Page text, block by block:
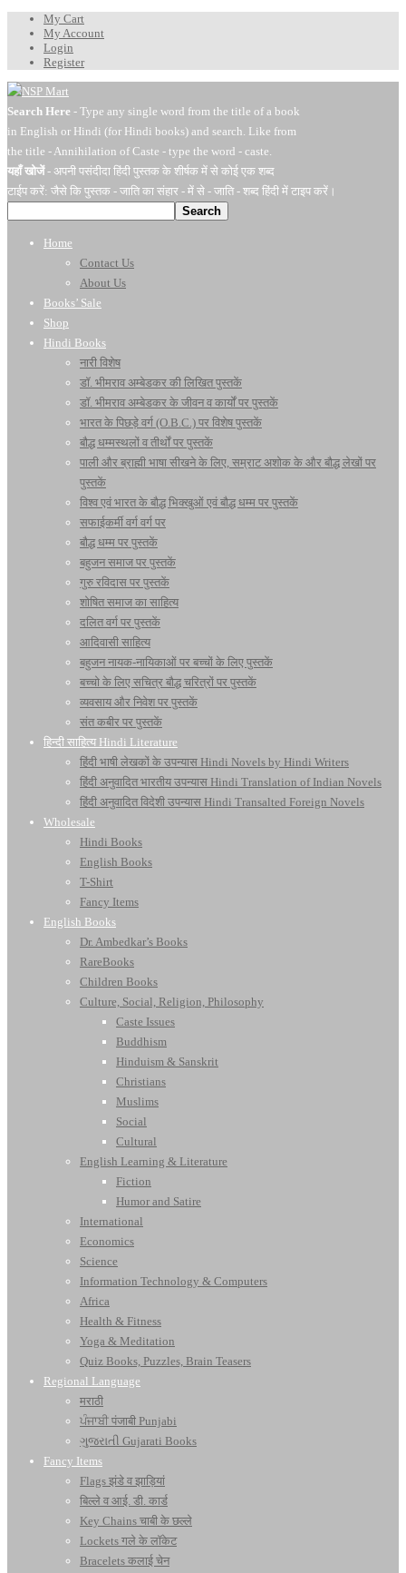
My Cart
My Account
Login
Register
Search Here - Type any single word from the title of a book
in English or Hindi (for Hindi books) and search. Like from
the title - Annihilation of Caste - type the word - caste.
यहाँ खोजें- अपनी पसंदीदा हिंदी पुस्तक के शीर्षक में से कोई एक शब्द
टाईप करें: जैसे कि पुस्तक - जाति का संहार - में से - जाति - शब्द हिंदी में टाइप करें।
Search
Home
Contact Us
About Us
Books’ Sale
Shop
Hindi Books
नारी विशेष
डॉ. भीमराव अम्बेडकर की लिखित पुस्तकें
डॉ. भीमराव अम्बेडकर के जीवन व कार्यों पर पुस्तकें
भारत के पिछड़े वर्ग (O.B.C.) पर विशेष पुस्तकें
बौद्ध धम्मस्थलों व तीर्थों पर पुस्तकें
पाली और ब्राह्मी भाषा सीखने के लिए, सम्राट अशोक के और बौद्ध लेखों पर
पुस्तकें
विश्व एवं भारत के बौद्ध भिक्खुओं एवं बौद्ध धम्म पर पुस्तकें
सफाईकर्मी वर्ग वर्ग पर
बौद्ध धम्म पर पुस्तकें
बहुजन समाज पर पुस्तकें
गुरु रविदास पर पुस्तकें
शोषित समाज का साहित्य
दलित वर्ग पर पुस्तकें
आदिवासी साहित्य
बहुजन नायक-नायिकाओं पर बच्चों के लिए पुस्तकें
बच्चो के लिए सचित्र बौद्ध चरित्रों पर पुस्तकें
व्यवसाय और निवेश पर पुस्तकें
संत कबीर पर पुस्तकें
हिन्दी साहित्य Hindi Literature
हिंदी भाषी लेखकों के उपन्यास Hindi Novels by Hindi Writers
हिंदी अनुवादित भारतीय उपन्यास Hindi Translation of Indian Novels
हिंदी अनुवादित विदेशी उपन्यास Hindi Transalted Foreign Novels
Wholesale
Hindi Books
English Books
T-Shirt
Fancy Items
English Books
Dr. Ambedkar’s Books
RareBooks
Children Books
Culture, Social, Religion, Philosophy
Caste Issues
Buddhism
Hinduism & Sanskrit
Christians
Muslims
Social
Cultural
English Learning & Literature
Fiction
Humor and Satire
International
Economics
Science
Information Technology & Computers
Africa
Health & Fitness
Yoga & Meditation
Quiz Books, Puzzles, Brain Teasers
Regional Language
मराठी
ਪੰਜਾਬੀ पंजाबी Punjabi
ગુજરાતી Gujarati Books
Fancy Items
Flags झंडे व झाड़ियां
बिल्ले व आई. डी. कार्ड
Key Chains चाबी के छल्ले
Lockets गले के लॉकेट
Bracelets कलाई चेन